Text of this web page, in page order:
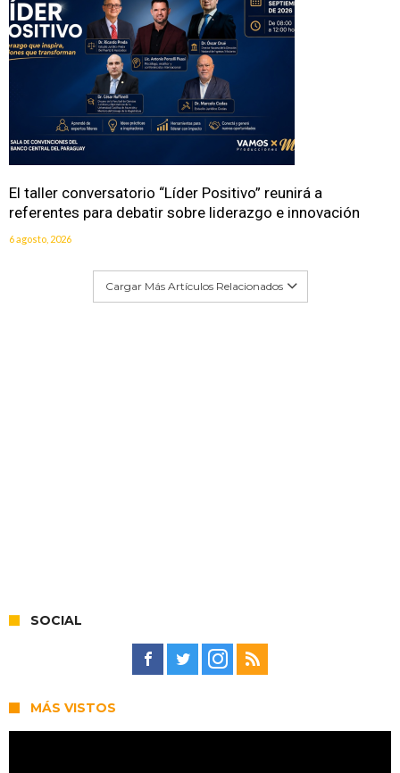
El taller conversatorio “Líder Positivo” reunirá a
referentes para debatir sobre liderazgo e innovación
6 agosto, 2026
Cargar Más Artículos Relacionados
SOCIAL
MÁS VISTOS